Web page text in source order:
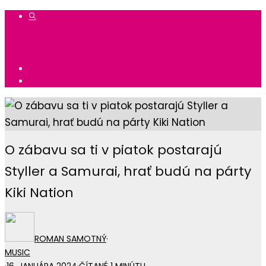
O zábavu sa ti v piatok postarajú
Styller a Samurai, hrať budú na párty
Kiki Nation
ROMAN SAMOTNÝ·
MUSIC